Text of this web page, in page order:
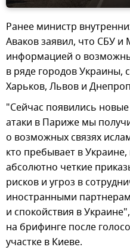
Ранее министр
Аваков заявил, что СБУ
информацией о
в ряде городов Украины,
Харьков, Львов и
"Сейчас появились
атаки в Париже мы
о возможных связях
кто пребывает в
абсолютно четкие
рисков и угроз в
иностранными
и спокойствия в
на брифинге после
участке в Киеве.